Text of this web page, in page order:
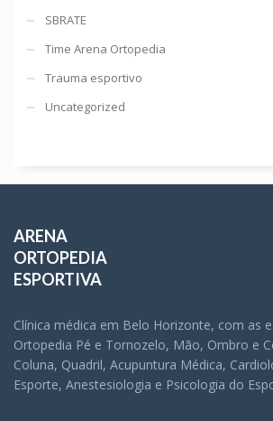
SBRATE
Time Arena Ortopedia
Trauma esportivo
Uncategorized
ARENA
ORTOPEDIA
ESPORTIVA
Clínica médica em Belo Horizonte, com as
Ortopedia Pé e Tornozelo, Mão, Ombro e
Coluna, Quadril, Acupuntura Médica,
Esporte, Anestesiologia e Psicologia do